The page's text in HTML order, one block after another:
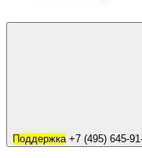
Поддержка+7 (495) 645-